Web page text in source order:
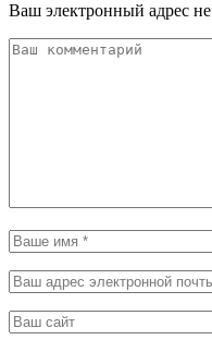
Ваш электронный адрес